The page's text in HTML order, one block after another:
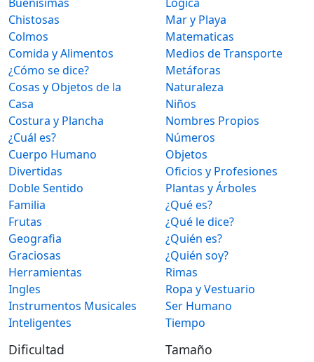
Chistosas
Colmos
Comida y Alimentos
¿Cómo se dice?
Cosas y Objetos de la
Casa
Costura y Plancha
¿Cuál es?
Cuerpo Humano
Divertidas
Doble Sentido
Familia
Frutas
Geografia
Graciosas
Herramientas
Ingles
Instrumentos Musicales
Inteligentes
Mar y Playa
Matematicas
Medios de Transporte
Metáforas
Naturaleza
Niños
Nombres Propios
Números
Objetos
Oficios y Profesiones
Plantas y Árboles
¿Qué es?
¿Qué le dice?
¿Quién es?
¿Quién soy?
Rimas
Ropa y Vestuario
Ser Humano
Tiempo
Dificultad Tamaño